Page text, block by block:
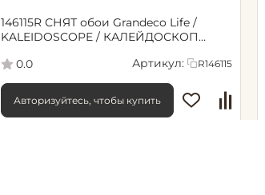
146115R СНЯТ обои Grandeco Life /
KALEIDOSCOPE / КАЛЕЙДОСКОП
0.0
Артикул: R146115
Авторизуйтесь, чтобы купить